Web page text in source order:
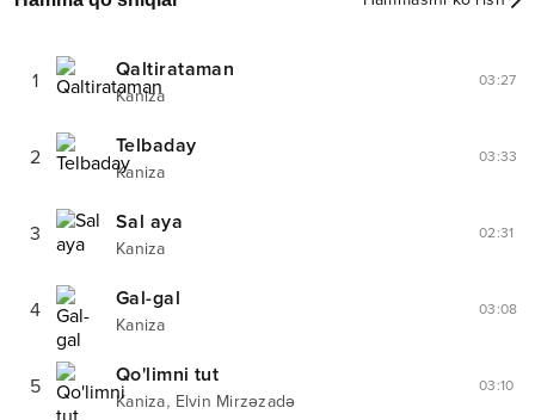
1 Qaltirataman
Kaniza
03:27
2 Telbaday
Kaniza
03:33
3 Sal aya
Kaniza
02:31
4 Gal-gal
Kaniza
03:08
5 Qo'limni tut
Kaniza, Elvin Mirzəzadə
03:10